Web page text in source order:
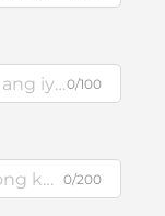
0/100
0/200